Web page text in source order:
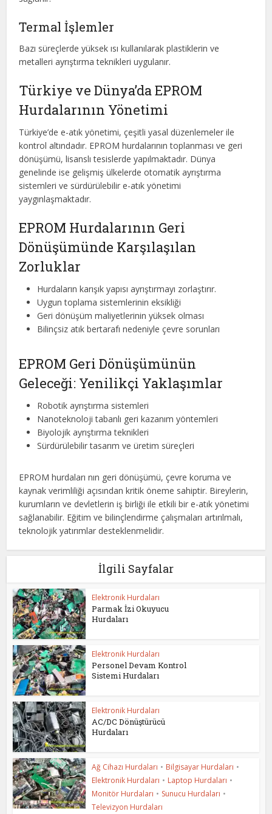
Termal İşlemler
Bazı süreçlerde yüksek ısı kullanılarak plastiklerin ve
metalleri ayrıştırma teknikleri uygulanır.
Türkiye ve Dünya’da EPROM
Hurdalarının Yönetimi
Türkiye’de e-atık yönetimi, çeşitli yasal düzenlemeler ile
kontrol altındadır. EPROM hurdalarının toplanması ve geri
dönüşümü, lisanslı tesislerde yapılmaktadır. Dünya
genelinde ise gelişmiş ülkelerde otomatik ayrıştırma
sistemleri ve sürdürülebilir e-atık yönetimi
yaygınlaşmaktadır.
EPROM Hurdalarının Geri
Dönüşümünde Karşılaşılan
Zorluklar
Hurdaların karışık yapısı ayrıştırmayı zorlaştırır.
Uygun toplama sistemlerinin eksikliği
Geri dönüşüm maliyetlerinin yüksek olması
Bilinçsiz atık bertarafı nedeniyle çevre sorunları
EPROM Geri Dönüşümünün
Geleceği: Yenilikçi Yaklaşımlar
Robotik ayrıştırma sistemleri
Nanoteknoloji tabanlı geri kazanım yöntemleri
Biyolojik ayrıştırma teknikleri
Sürdürülebilir tasarım ve üretim süreçleri
EPROM hurdaları nın geri dönüşümü, çevre koruma ve
kaynak verimliliği açısından kritik öneme sahiptir. Bireylerin,
kurumların ve devletlerin iş birliği ile etkili bir e-atık yönetimi
sağlanabilir. Eğitim ve bilinçlendirme çalışmaları artırılmalı,
teknolojik yatırımlar desteklenmelidir.
İlgili Sayfalar
Elektronik Hurdaları
Parmak İzi Okuyucu
Hurdaları
Elektronik Hurdaları
Personel Devam Kontrol
Sistemi Hurdaları
Elektronik Hurdaları
AC/DC Dönüştürücü
Hurdaları
Ağ Cihazı Hurdaları • Bilgisayar Hurdaları •
Elektronik Hurdaları • Laptop Hurdaları •
Monitör Hurdaları • Sunucu Hurdaları •
Televizyon Hurdaları